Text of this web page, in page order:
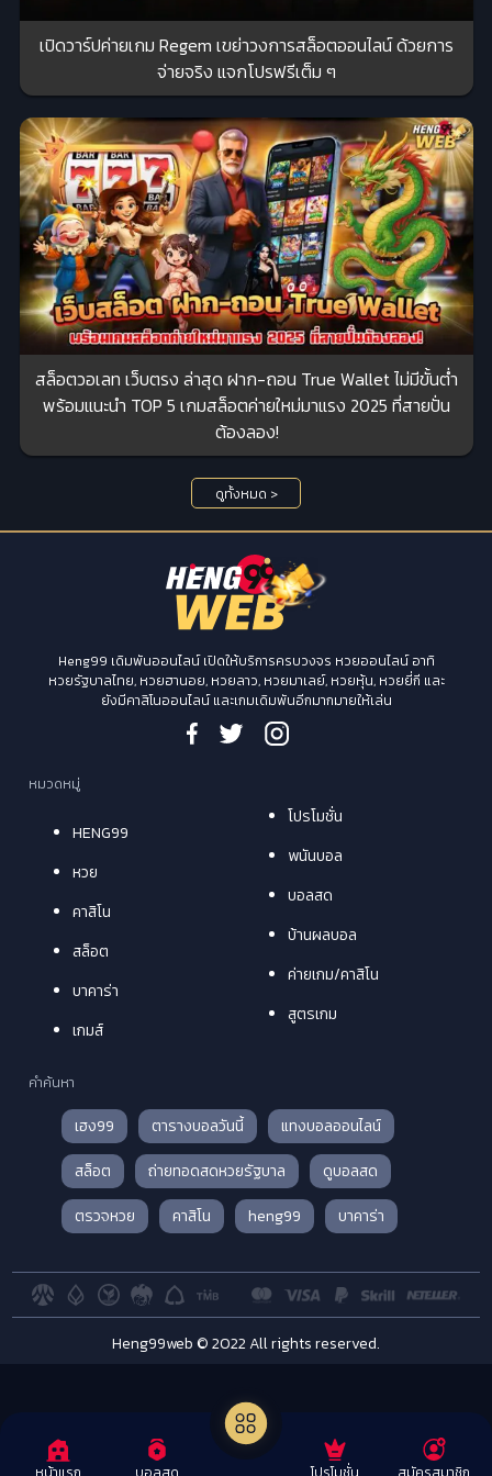
เปิดวาร์ปค่ายเกม Regem เขย่าวงการสล็อตออนไลน์ ด้วยการ
จ่ายจริง แจกโปรฟรีเต็ม ๆ
สล็อตวอเลท เว็บตรง ล่าสุด ฝาก-ถอน True Wallet ไม่มีขั้นต่ำ
พร้อมแนะนำ TOP 5 เกมสล็อตค่ายใหม่มาแรง 2025 ที่สายปั่น
ต้องลอง!
ดูทั้งหมด >
Heng99 เดิมพันออนไลน์ เปิดให้บริการครบวงจร หวยออนไลน์ อาทิ
หวยรัฐบาลไทย, หวยฮานอย, หวยลาว, หวยมาเลย์, หวยหุ้น, หวยยี่กี และ
ยังมีคาสิโนออนไลน์ และเกมเดิมพันอีกมากมายให้เล่น
หมวดหมู่
HENG99
หวย
คาสิโน
สล็อต
บาคาร่า
เกมส์
โปรโมชั่น
พนันบอล
บอลสด
บ้านผลบอล
ค่ายเกม/คาสิโน
สูตรเกม
คำค้นหา
เฮง99 ตารางบอลวันนี้
แทงบอลออนไลน์
สล็อต
ถ่ายทอดสดหวยรัฐบาล
ดูบอลสด
ตรวจหวย
คาสิโน heng99 บาคาร่า
Heng99web © 2022 All rights reserved.